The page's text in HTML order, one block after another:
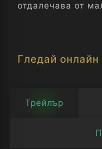
отдалечава от
Гледай онлайн
Трейлър